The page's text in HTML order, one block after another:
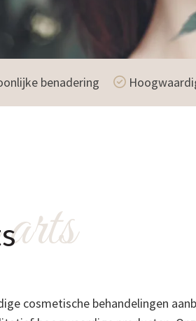
benadering
cosmetische behandelingen